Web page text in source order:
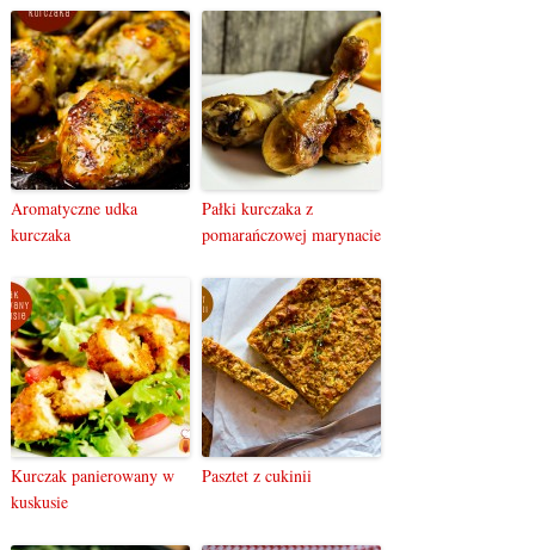
Aromatyczne udka
kurczaka
Pałki kurczaka z
pomarańczowej marynacie
Kurczak panierowany w
kuskusie
Pasztet z cukinii